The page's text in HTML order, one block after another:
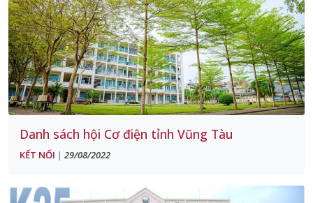
Danh sách hội Cơ điện tỉnh Vũng Tàu
KẾT NỐI | 29/08/2022